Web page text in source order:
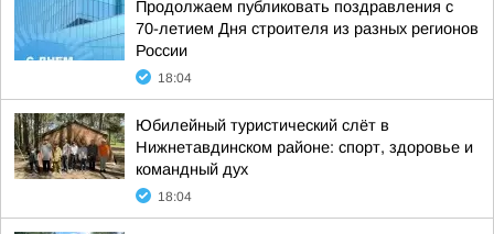
Продолжаем публиковать поздравления с
70-летием Дня строителя из разных регионов
России
18:04
Юбилейный туристический слёт в
Нижнетавдинском районе: спорт, здоровье и
командный дух
18:04